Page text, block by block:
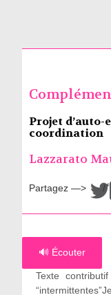
Projet
coordination
Lazzarato
Partagez —> /
🔊 Écouter
Texte